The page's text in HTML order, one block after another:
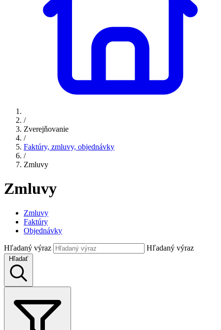
/
Zverejňovanie
/
Faktúry, zmluvy, objednávky
/
Zmluvy
Zmluvy
Zmluvy
Faktúry
Objednávky
Hľadaný výraz Hľadaný výraz
Hľadať